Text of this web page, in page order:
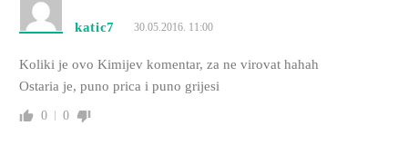
katic7 30.05.2016. 11:00
Koliki je ovo Kimijev komentar, za ne virovat hahah
Ostaria je, puno prica i puno grijesi
0 0